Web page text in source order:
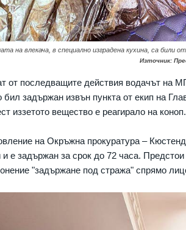
на влекача, в специално изградена кухина, са
Източник:
от последващите действия водачът на
бил задържан извън пункта от екип на
иззетото вещество е реагирало на коноп.
на Окръжна прокуратура –
е задържан за срок до 72 часа.
"задържане под стража" спрямо
WSJ: Американското
разкри новия план на
поредна война може да
през есента
СВЕТЪТ
пост, ето и кои са
Образование и религия